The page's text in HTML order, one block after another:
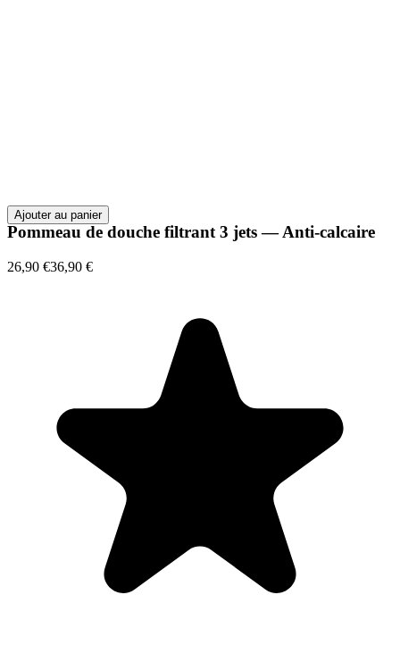
Ajouter au panier
Pommeau de douche filtrant 3 jets — Anti-calcaire
26,90 €36,90 €